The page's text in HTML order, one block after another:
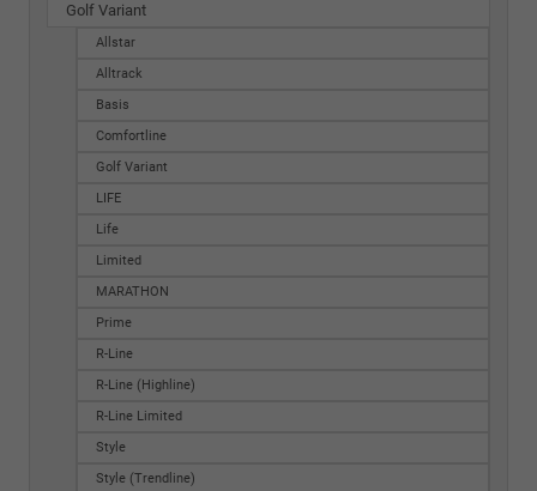
Golf Variant
Allstar
Alltrack
Basis
Comfortline
Golf Variant
LIFE
Life
Limited
MARATHON
Prime
R-Line
R-Line (Highline)
R-Line Limited
Style
Style (Trendline)